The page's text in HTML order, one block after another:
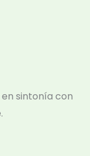
sintonía con